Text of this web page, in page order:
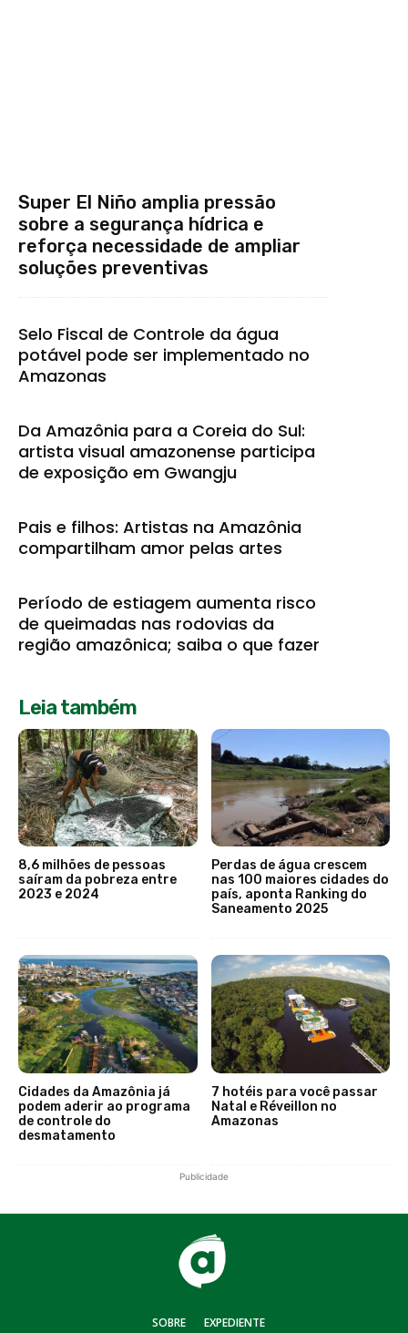
Super El Niño amplia pressão
sobre a segurança hídrica e
reforça necessidade de ampliar
soluções preventivas
Selo Fiscal de Controle da água
potável pode ser implementado no
Amazonas
Da Amazônia para a Coreia do Sul:
artista visual amazonense participa
de exposição em Gwangju
Pais e filhos: Artistas na Amazônia
compartilham amor pelas artes
Período de estiagem aumenta risco
de queimadas nas rodovias da
região amazônica; saiba o que fazer
Leia também
8,6 milhões de pessoas
saíram da pobreza entre
2023 e 2024
Perdas de água crescem
nas 100 maiores cidades do
país, aponta Ranking do
Saneamento 2025
Cidades da Amazônia já
podem aderir ao programa
de controle do
desmatamento
7 hotéis para você passar
Natal e Réveillon no
Amazonas
Publicidade
SOBRE EXPEDIENTE